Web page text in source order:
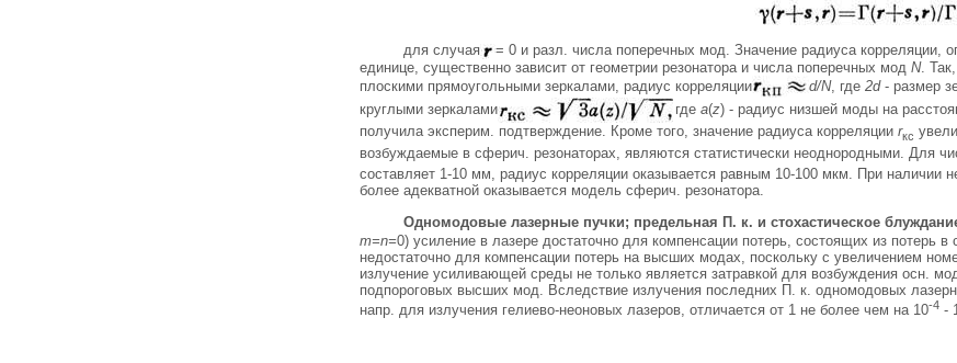
для случая = 0 и разл. числа поперечных мод. Значение радиуса корреляции,
единице, существенно зависит от геометрии резонатора и числа поперечных мод N.
плоскими прямоугольными зеркалами, радиус корреляции
d/N, где 2d- размер
круглыми зеркалами
где а(z) - радиус низшей моды на
получила эксперим. подтверждение. Кроме того, значение радиуса корреляции rкс
возбуждаемые в сферич. резонаторах, являются статистически неоднородными. Для
составляет 1-10 мм, радиус корреляции оказывается равным 10-100 мкм. При наличии
более адекватной оказывается модель сферич. резонатора.
Одномодовые лазерные пучки; предельная П. к. и стохастическое
m=n=0) усиление в лазере достаточно для компенсации потерь, состоящих из потерь
недостаточно для компенсации потерь на высших модах, поскольку с увеличением
излучение усиливающей среды не только является затравкой для возбуждения осн.
подпороговых высших мод. Вследствие излучения последних П. к. одномодовых
напр. для излучения гелиево-неоновых лазеров, отличается от 1 не более чем на 10-4 -